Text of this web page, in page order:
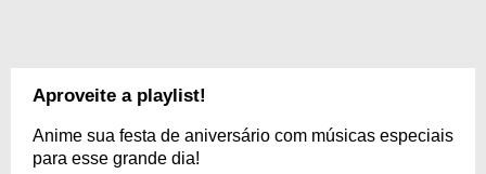
Aproveite a playlist!
Anime sua festa de aniversário com músicas especiais
para esse grande dia!